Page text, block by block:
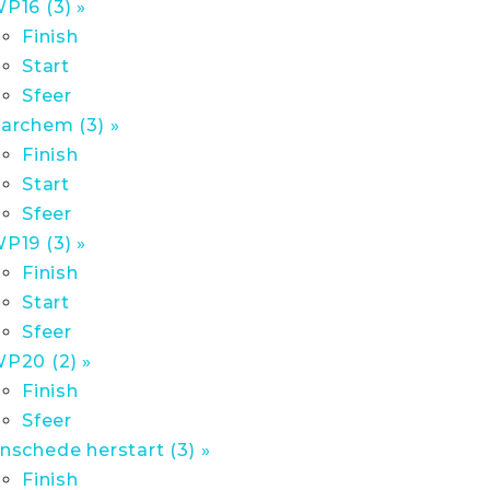
(3) »
Finish
Start
Sfeer
(3) »
Finish
Start
Sfeer
(3) »
Finish
Start
Sfeer
(2) »
Finish
Sfeer
herstart (3) »
Finish